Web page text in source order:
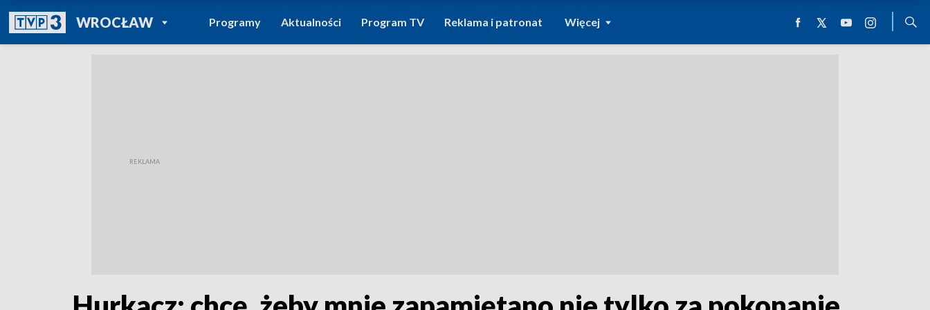
WROCŁAWPOWRÓT DO
TVP REGIONY
Programy Aktualności Program TV Reklama i patronat Więcej